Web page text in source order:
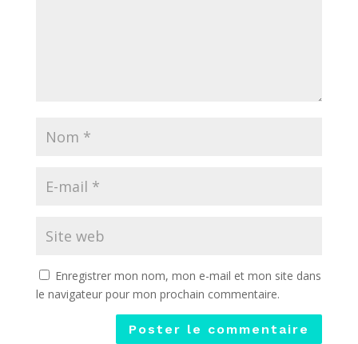
Enregistrer mon nom, mon e-mail et mon site dans
le navigateur pour mon prochain commentaire.